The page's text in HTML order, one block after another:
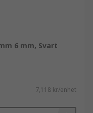
6 mm, Svart
7,118 kr/enhet